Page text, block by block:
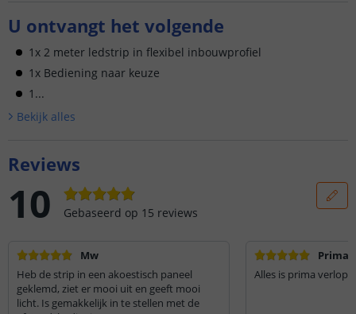
U ontvangt het volgende
1x 2 meter ledstrip in flexibel inbouwprofiel
1x Bediening naar keuze
1...
Bekijk alles
Reviews
10 Gebaseerd op 15 reviews
Mw
Heb de strip in een akoestisch paneel
geklemd, ziet er mooi uit en geeft mooi
licht. Is gemakkelijk in te stellen met de
Prima
Alles is prima